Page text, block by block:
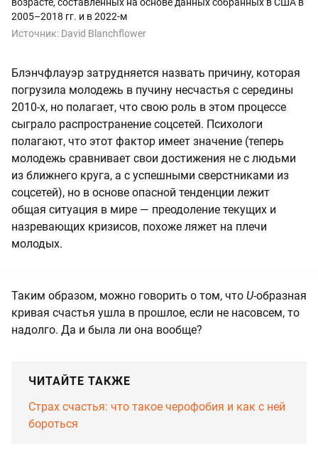
возрасте, составленных на основе данных собранных в США в
2005–2018 гг. и в 2022-м
Источник: David Blanchflower
Блэнчфлауэр затрудняется назвать причину, которая
погрузила молодежь в пучину несчастья с середины
2010-х, но полагает, что свою роль в этом процессе
сыграло распространение соцсетей. Психологи
полагают, что этот фактор имеет значение (теперь
молодежь сравнивает свои достижения не с людьми
из ближнего круга, а с успешными сверстниками из
соцсетей), но в основе опасной тенденции лежит
общая ситуация в мире — преодоление текущих и
назревающих кризисов, похоже ляжет на плечи
молодых.
Таким образом, можно говорить о том, что U-образная
кривая счастья ушла в прошлое, если не насовсем, то
надолго. Да и была ли она вообще?
ЧИТАЙТЕ ТАКЖЕ
Страх счастья: что такое черофобия и как с ней
бороться